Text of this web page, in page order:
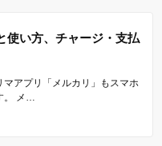
使い方、チャージ・支払
アプリ「メルカリ」もスマホ
。 メ…